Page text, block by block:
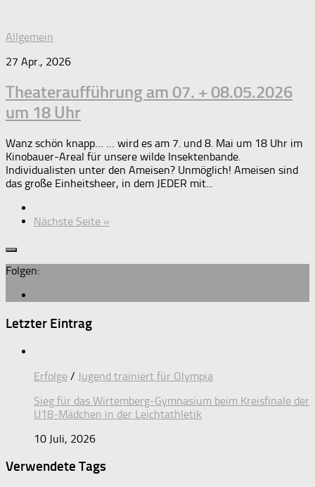
Allgemein
27 Apr., 2026
Theateraufführung am 07. + 08.05.2026
um 18 Uhr
Wanz schön knapp… … wird es am 7. und 8. Mai um 18 Uhr im
Kinobauer-Areal für unsere wilde Insektenbande.
Individualisten unter den Ameisen? Unmöglich! Ameisen sind
das große Einheitsheer, in dem JEDER mit...
Nächste Seite »
Folgen:
Letzter Eintrag
Erfolge / Jugend trainiert für Olympia
Sieg für das Wirtemberg-Gymnasium beim Kreisfinale der
U18-Mädchen in der Leichtathletik
10 Juli, 2026
Verwendete Tags